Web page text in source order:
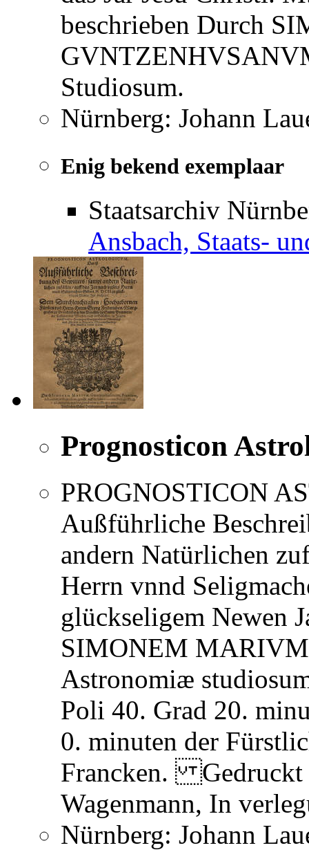
beschrieben Durch
Studiosum.
Nürnberg: Johann
Enig bekend exemplaar
Staatsarchiv
Ansbach, Staats-
Prognosticon
PROGNOSTICON
Außführliche
andern Natürlichen
Herrn vnnd
glückseligem Newen
SIMONEM
Astronomiæ
Poli 40. Grad 20.
0. minuten der
Francken. Gedruckt
Wagenmann, In
Nürnberg: Johann